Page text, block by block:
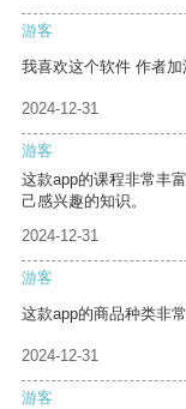
游客
我喜欢这个软件 作者加
2024-12-31
游客
这款app的课程非常丰
己感兴趣的知识。
2024-12-31
游客
这款app的商品种类非
2024-12-31
游客